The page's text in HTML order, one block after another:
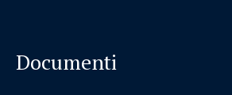
Documenti